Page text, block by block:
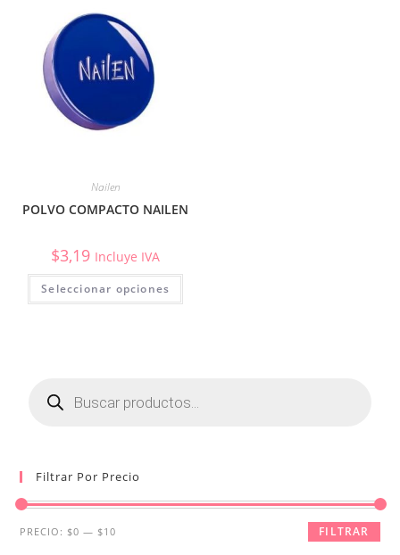
Nailen
POLVO COMPACTO NAILEN
$3,19 Incluye IVA
Seleccionar opciones
productos
Filtrar Por Precio
Precio
Precio
FILTRAR
PRECIO: $0 — $10